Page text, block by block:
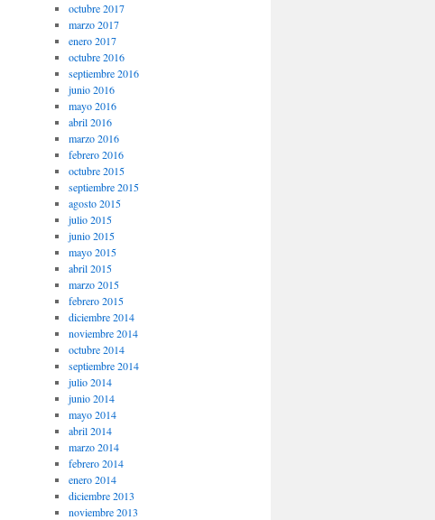
octubre 2017
marzo 2017
enero 2017
octubre 2016
septiembre 2016
junio 2016
mayo 2016
abril 2016
marzo 2016
febrero 2016
octubre 2015
septiembre 2015
agosto 2015
julio 2015
junio 2015
mayo 2015
abril 2015
marzo 2015
febrero 2015
diciembre 2014
noviembre 2014
octubre 2014
septiembre 2014
julio 2014
junio 2014
mayo 2014
abril 2014
marzo 2014
febrero 2014
enero 2014
diciembre 2013
noviembre 2013